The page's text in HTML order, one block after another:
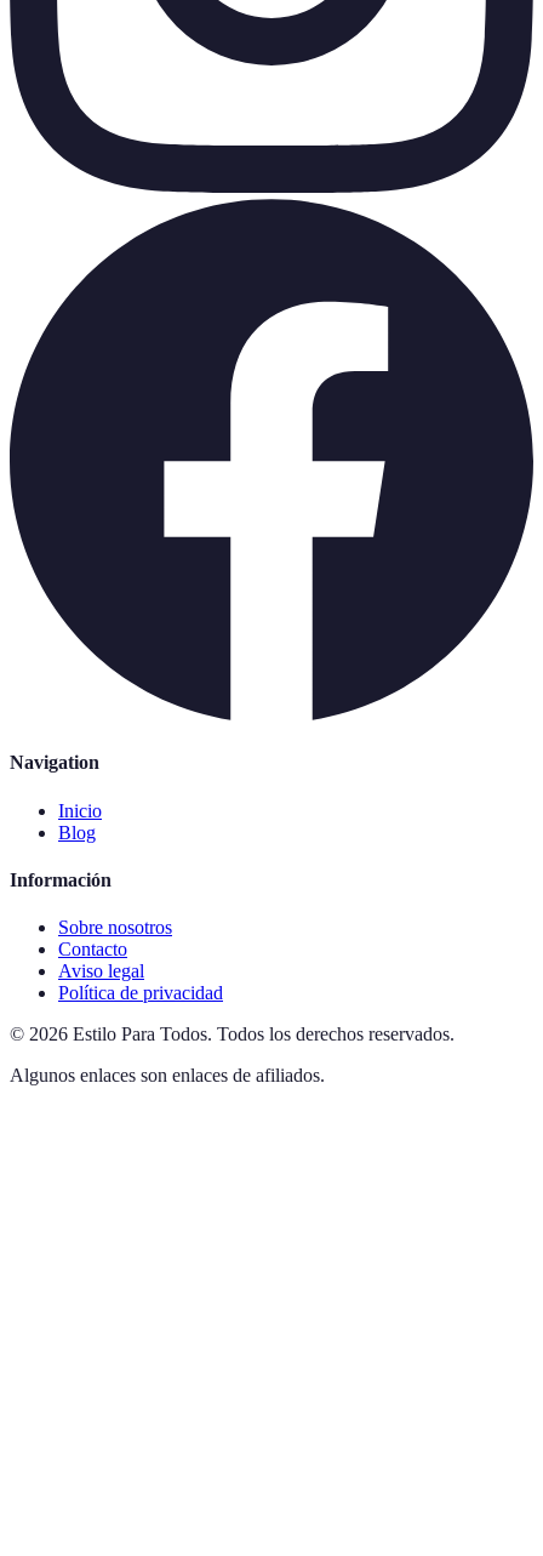
Navigation
Inicio
Blog
Información
Sobre nosotros
Contacto
Aviso legal
Política de privacidad
© 2026 Estilo Para Todos. Todos los derechos reservados.
Algunos enlaces son enlaces de afiliados.